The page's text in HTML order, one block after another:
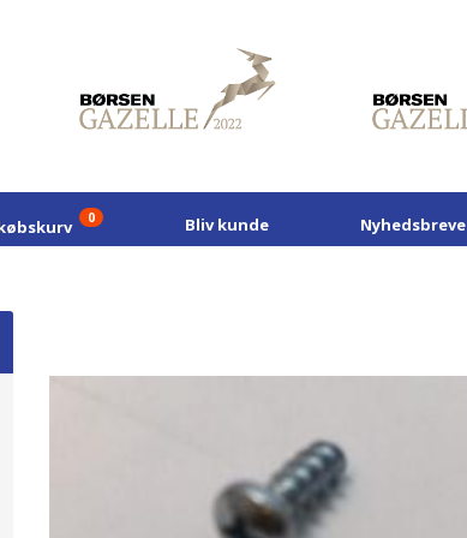
0 Bliv kunde Nyhedsbreve